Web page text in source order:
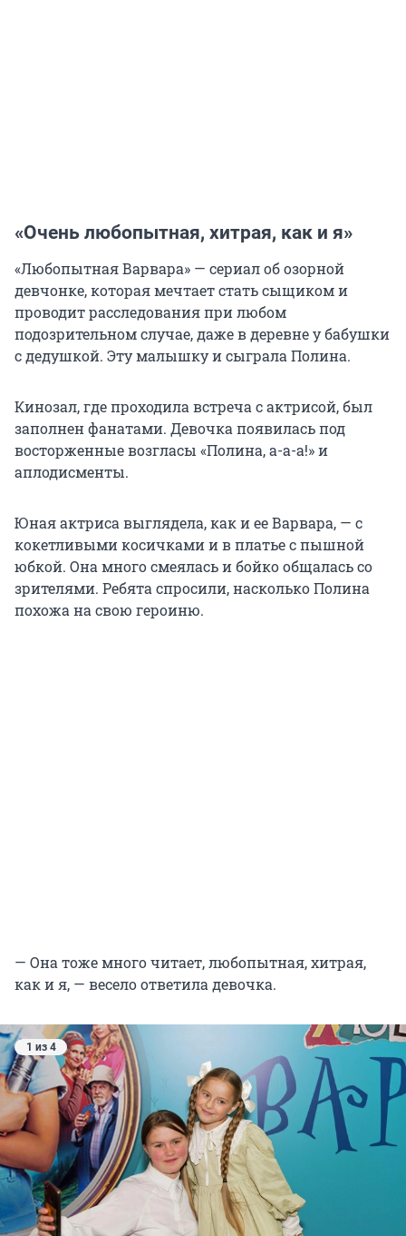
«Очень любопытная, хитрая, как и я»
«Любопытная Варвара» — сериал об озорной
девчонке, которая мечтает стать сыщиком и
проводит расследования при любом
подозрительном случае, даже в деревне у бабушки
с дедушкой. Эту малышку и сыграла Полина.
Кинозал, где проходила встреча с актрисой, был
заполнен фанатами. Девочка появилась под
восторженные возгласы «Полина, а-а-а!» и
аплодисменты.
Юная актриса выглядела, как и ее Варвара, — с
кокетливыми косичками и в платье с пышной
юбкой. Она много смеялась и бойко общалась со
зрителями. Ребята спросили, насколько Полина
похожа на свою героиню.
— Она тоже много читает, любопытная, хитрая,
как и я, — весело ответила девочка.
1 из 4